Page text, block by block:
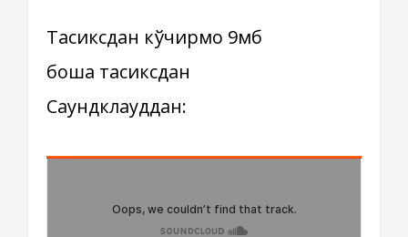
Тасиксдан кўчирмоқ 9мб
бошқа тасиксдан
Саундклауддан: